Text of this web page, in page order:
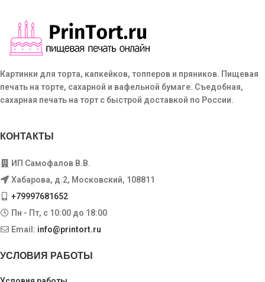
Картинки для торта, капкейков, топперов и пряников. Пищевая
печать на торте, сахарной и вафельной бумаге. Съедобная,
сахарная печать на торт с быстрой доставкой по России.
КОНТАКТЫ
ИП Самофалов В.В.
Хабарова, д.2, Московский, 108811
+79997681652
Пн - Пт, с 10:00 до 18:00
Email: info@printort.ru
УСЛОВИЯ РАБОТЫ